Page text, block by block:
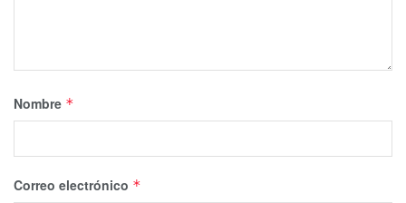
Nombre *
Correo electrónico *